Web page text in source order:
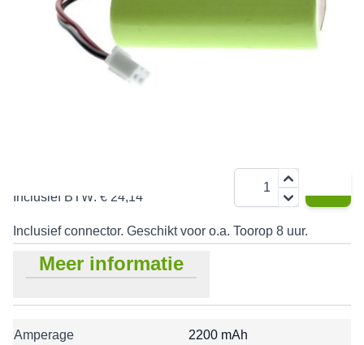
Inclusief connector. Geschikt voor o.a. Toorop 8 uur.
Inclusief BTW: € 24,14
Inclusief connector. Geschikt voor o.a. Toorop 8 uur.
Meer informatie
Amperage 2200 mAh